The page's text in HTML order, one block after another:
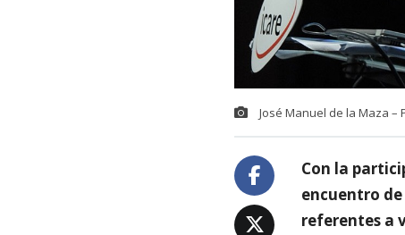
José Manuel de la Maza –
Con la
encuentro
referentes a